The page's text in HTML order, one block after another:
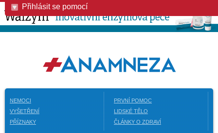
Přihlásit se pomocí
NEMOCI
VYŠETŘENÍ
PŘÍZNAKY
PRVNÍ POMOC
LIDSKÉ TĚLO
ČLÁNKY O ZDRAVÍ